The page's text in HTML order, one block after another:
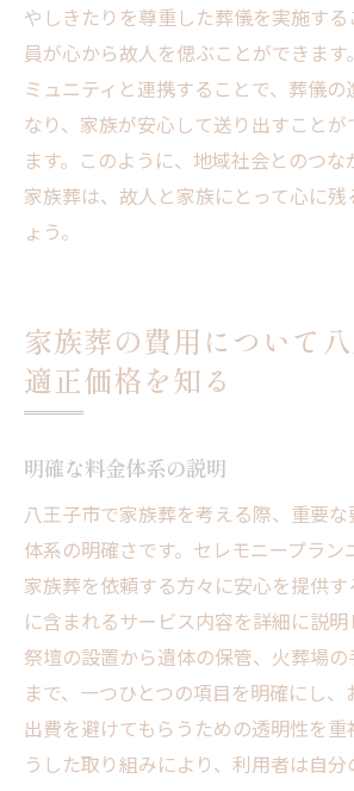
やしきたりを尊重した葬儀を実施す
員が心から故人を偲ぶことができます
ミュニティと連携することで、葬儀
なり、家族が安心して送り出すこと
ます。このように、地域社会とのつ
家族葬は、故人と家族にとって心に
ょう。
家族葬の費用について
適正価格を知る
明確な料金体系の説明
八王子市で家族葬を考える際、重要
体系の明確さです。セレモニープラン
家族葬を依頼する方々に安心を提供
に含まれるサービス内容を詳細に説明
祭壇の設置から遺体の保管、火葬場
まで、一つひとつの項目を明確にし
出費を避けてもらうための透明性を重
うした取り組みにより、利用者は自